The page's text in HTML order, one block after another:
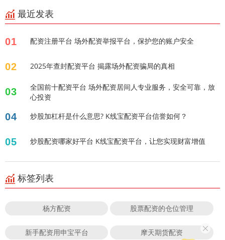
最近发表
01 配资注册平台 场外配资举报平台，保护您的账户安全
02 2025年查封配资平台 揭露场外配资骗局的真相
03
全国前十配资平台 场外配资居间人专业服务，安全可靠，放
心投资
04 炒股加杠杆是什么意思? K线宝配资平台信誉如何？
05 炒股配资哪家好平台 K线宝配资平台，让您实现财富增值
标签列表
杨方配资 股票配资的仓位管理
新手配资用申宝平台 摩天期货配资